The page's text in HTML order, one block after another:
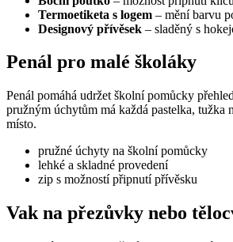
Termoetiketa s logem – mění barvu
Designový přívěsek – sladěný s
Penál pro malé školáky
Penál pomáhá udržet školní pomůcky
pružným úchytům má každá pastelka, tužka
místo.
pružné úchyty na školní pomůcky
lehké a skladné provedení
zip s možností připnutí přívěsku
Vak na přezůvky nebo